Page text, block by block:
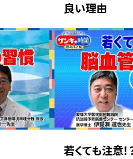
良い理由
若くても注意